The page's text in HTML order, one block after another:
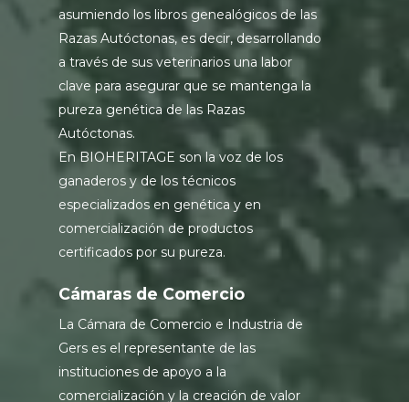
asumiendo los libros genealógicos de las
Razas Autóctonas, es decir, desarrollando
a través de sus veterinarios una labor
clave para asegurar que se mantenga la
pureza genética de las Razas
Autóctonas.
En BIOHERITAGE son la voz de los
ganaderos y de los técnicos
especializados en genética y en
comercialización de productos
certificados por su pureza.
Cámaras de Comercio
La Cámara de Comercio e Industria de
Gers es el representante de las
instituciones de apoyo a la
comercialización y la creación de valor